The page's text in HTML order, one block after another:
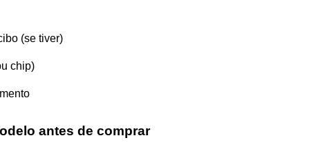
(se tiver)
chip)
antes de comprar